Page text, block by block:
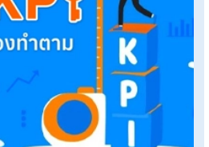
กท.25 ค คืออะไร ต้องจ่ายวันไหน และทำไมต้อ